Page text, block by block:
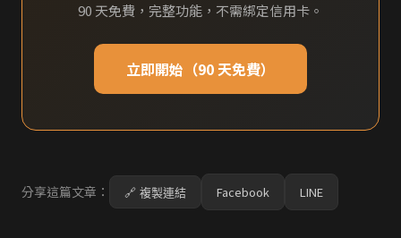
90 天免費，完整功能，不需綁定信用卡。
立即開始（90 天免費）
分享這篇文章： 🔗 複製連結 Facebook LINE